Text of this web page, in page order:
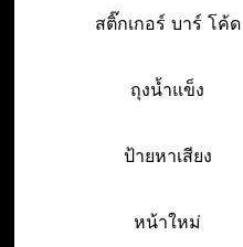
สติ๊กเกอร์ บาร์ โค้ด
ถุงน้ำแข็ง
ป้ายหาเสียง
หน้าใหม่